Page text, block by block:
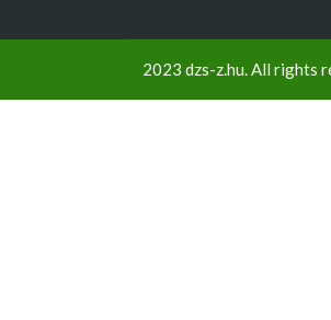
2023 dzs-z.hu. All rights